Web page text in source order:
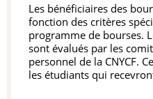
Les bénéficiaires des
fonction des critères
programme de bourses.
sont évalués par les
personnel de la CNYCF.
les étudiants qui